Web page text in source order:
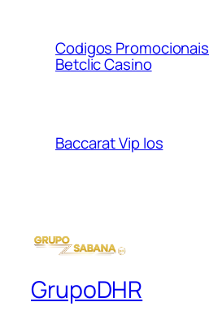
Codigos Promocionais
Betclic Casino
Baccarat Vip Ios
GrupoDHR